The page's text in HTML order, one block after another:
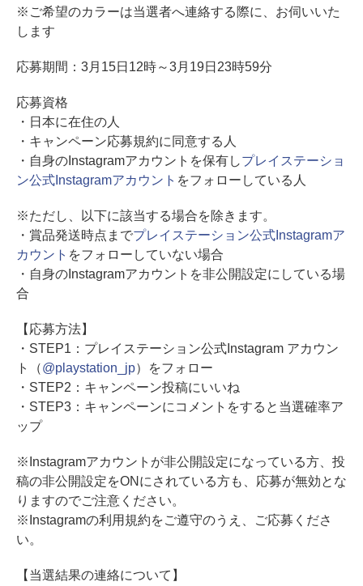
※ご希望のカラーは当選者へ連絡する際に、お伺いいた
します
応募期間：3月15日12時～3月19日23時59分
応募資格
・日本に在住の人
・キャンペーン応募規約に同意する人
・自身のInstagramアカウントを保有しプレイステーショ
ン公式Instagramアカウント をフォローしている人
※ただし、以下に該当する場合を除きます。
・賞品発送時点までプレイステーション公式Instagramア
カウント をフォローしていない場合
・自身のInstagramアカウントを非公開設定にしている場
合
【応募方法】
・STEP1：プレイステーション公式Instagram アカウン
ト（@playstation_jp）をフォロー
・STEP2：キャンペーン投稿にいいね
・STEP3：キャンペーンにコメントをすると当選確率ア
ップ
※Instagramアカウントが非公開設定になっている方、投
稿の非公開設定をONにされている方も、応募が無効とな
りますのでご注意ください。
※Instagramの利用規約をご遵守のうえ、ご応募くださ
い。
【当選結果の連絡について】